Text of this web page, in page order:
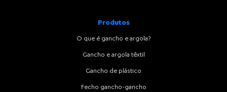
Produtos
O que é gancho e argola?
Gancho e argola têxtil
Gancho de plástico
Fecho gancho-gancho